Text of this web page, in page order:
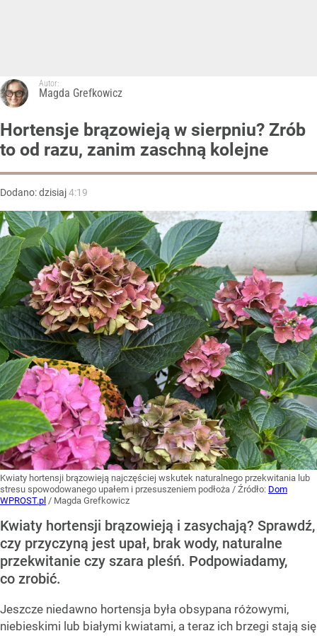
Autor:
Magda Grefkowicz
Hortensje brązowieją w sierpniu? Zrób
to od razu, zanim zaschną kolejne
Dodano:dzisiaj4:19
Kwiaty hortensji brązowieją najczęściej wskutek naturalnego przekwitania lub
stresu spowodowanego upałem i przesuszeniem podłoża / Źródło: Dom
WPROST.pl / Magda Grefkowicz
Kwiaty hortensji brązowieją i zasychają? Sprawdź,
czy przyczyną jest upał, brak wody, naturalne
przekwitanie czy szara pleśń. Podpowiadamy,
co zrobić.
Jeszcze niedawno hortensja była obsypana różowymi,
niebieskimi lub białymi kwiatami, a teraz ich brzegi stają się